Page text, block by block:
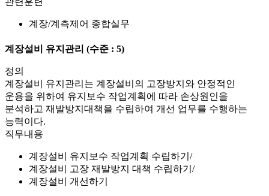
계장/계측제어 종합실무
계장설비 유지관리 (수준 : 5)
정의
계장설비 유지관리는 계장설비의 고장방지와 안정적인
운용을 위하여 유지보수 작업계획에 따라 손상원인을
분석하고 재발방지대책을 수립하여 개선 업무를 수행하는
능력이다.
직무내용
계장설비 유지보수 작업계획 수립하기
계장설비 고장 재발방지 대책 수립하기
계장설비 개선하기